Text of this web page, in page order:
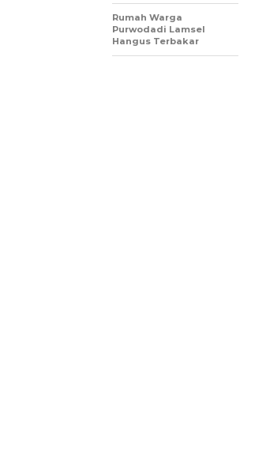
Rumah Warga
Purwodadi Lamsel
Hangus Terbakar